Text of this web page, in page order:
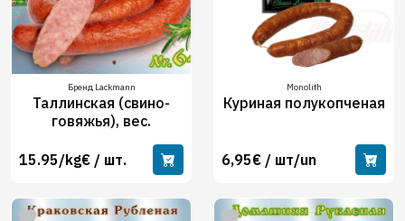
Бренд Lackmann
Таллинская (свино-
говяжья), вес.
15.95/kg€ / шт.
Monolith
Куриная полукопченая
6,95€ / шт/un